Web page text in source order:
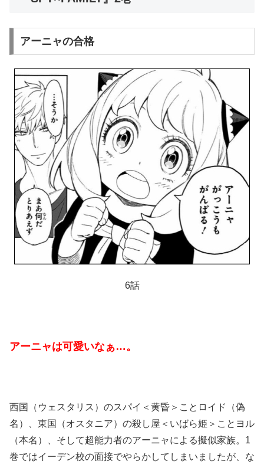
アーニャの合格
6話
アーニャは可愛いなぁ…。
西国（ウェスタリス）のスパイ＜黄昏＞ことロイド（偽
名）、東国（オスタニア）の殺し屋＜いばら姫＞ことヨル
（本名）、そして超能力者のアーニャによる擬似家族。1
巻ではイーデン校の面接でやらかしてしまいましたが、な